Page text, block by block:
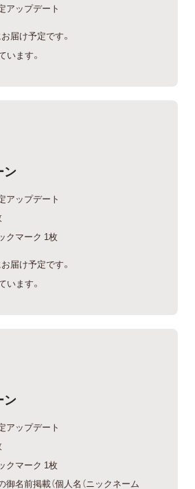
アップデート
届け予定です。
います。
ン
アップデート
クマーク 1枚
届け予定です。
います。
ン
アップデート
クマーク 1枚
名前掲載（個人名（ニックネーム